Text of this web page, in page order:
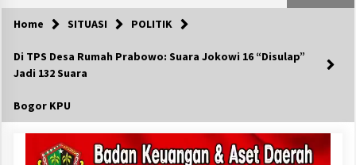
Home SITUASI POLITIK
Di TPS Desa Rumah Prabowo: Suara Jokowi 16 “Disulap”
Jadi 132 Suara
Bogor KPU